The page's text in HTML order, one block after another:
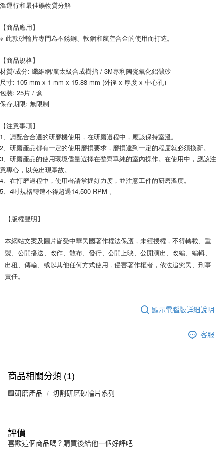
溫運行和最佳礦物質分解
【商品應用】
※ 此款砂輪片專門為不銹鋼、軟鋼和航空合金的使用而打造。
【商品規格】
材質/成分: 纖維網/航太級合成樹指 / 3M專利陶瓷氧化鋁礦砂
尺寸: 105 mm x 1 mm x 15.88 mm (外徑 x 厚度 x 中心孔)
包裝: 25片 / 盒
保存期限: 無限制
【注意事項】
1、請配合合適的研磨機使用，在研磨過程中，應該保持室溫。
2、研磨產品都有一定的使用磨損要求，磨損達到一定的程度就必須換新。
3、研磨產品的使用環境儘量選擇在整齊單純的室內操作。在使用中，應該注
意專心，以免出現事故。
4、在打磨過程中，使用者請掌握好力度，並注意工件的研磨溫度。
5、4吋規格轉速不得超過14,500 RPM 。
【版權聲明】
本網站文案及圖片皆受中華民國著作權法保護，未經授權，不得轉載、重
製、公開播送、改作、散布、發行、公開上映、公開演出、改編、編輯、
出租、傳輸、或以其他任何方式使用，侵害著作權者，依法追究民、刑事
責任。
顯示電腦版詳細說明
客服
商品相關分類 (1)
🟪研磨產品 切割研磨砂輪片系列
評價
喜歡這個商品嗎？購買後給他一個好評吧